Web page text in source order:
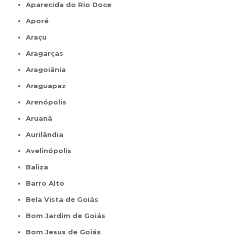
Aparecida do Rio Doce
Aporé
Araçu
Aragarças
Aragoiânia
Araguapaz
Arenópolis
Aruanã
Aurilândia
Avelinópolis
Baliza
Barro Alto
Bela Vista de Goiás
Bom Jardim de Goiás
Bom Jesus de Goiás